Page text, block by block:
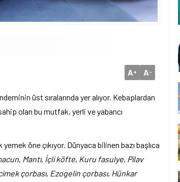
A+ A-
üst sıralarında yer alıyor. Kebaplardan
olan bu mutfak, yerli ve yabancı
öne çıkıyor. Dünyaca bilinen bazı başlıca
, Mantı, İçli köfte, Kuru fasulye, Pilav
çorbası, Ezogelin çorbası, Hünkar